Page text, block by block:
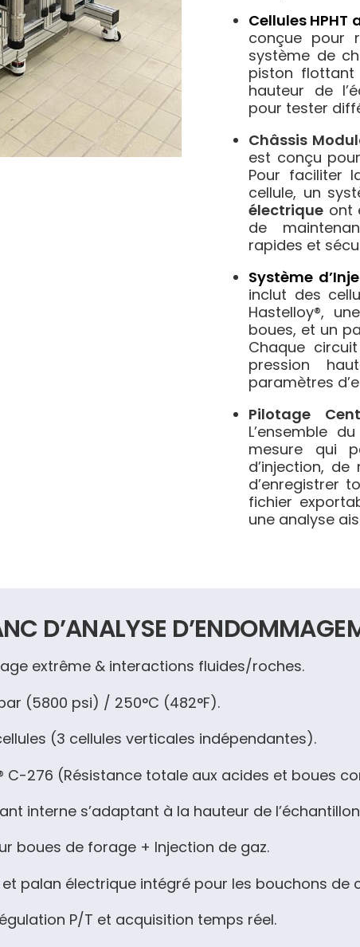
Cellules
conçue pour
système de
piston flottant
hauteur de
pour tester
Châssis
est conçu
Pour faciliter
cellule, un
électrique ont
de
rapides et
Système
inclut des
Hastelloy®,
boues, et un
Chaque
pression
paramètres
Pilotage
L’ensemble
mesure qui
d’injection,
d’enregistrer
fichier
une analyse
D’ANALYSE
extrême & interactions fluides/roches.
(5800 psi) / 250°C (482°F).
(3 cellules verticales indépendantes).
C-276 (Résistance totale aux acides et boues
interne s’adaptant à la hauteur de
boues de forage + Injection de gaz.
palan électrique intégré pour les bouchons de
P/T et acquisition temps réel.